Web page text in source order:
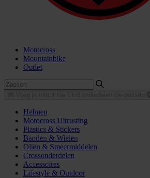
Motocross
Mountainbike
Outlet
Helmen
Motocross Uitrusting
Plastics & Stickers
Banden & Wielen
Oliën & Smeermiddelen
Crossonderdelen
Accessoires
Lifestyle & Outdoor